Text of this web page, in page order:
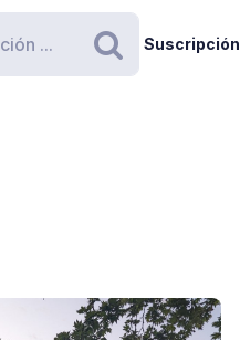
Buscar
Suscripción